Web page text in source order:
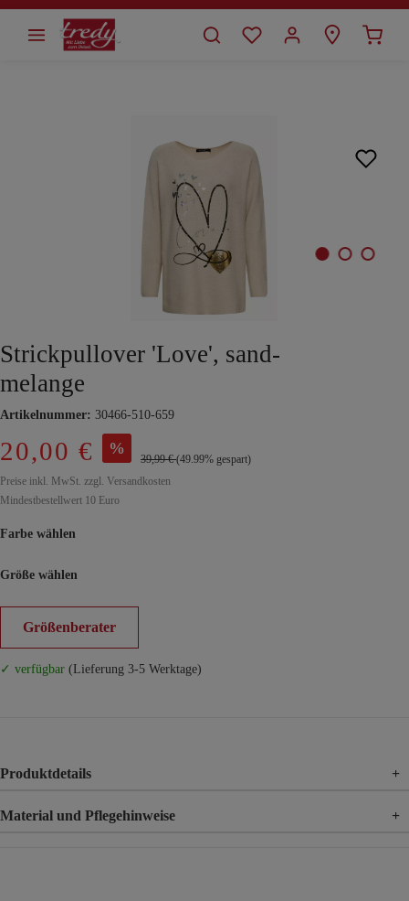
springen
Strickpullover 'Love', sand-
melange
Artikelnummer: 30466-510-659
20,00 € %
39,99 €(49.99% gespart)
Preise inkl. MwSt. zzgl. Versandkosten
Mindestbestellwert 10 Euro
Farbe wählen
Größe wählen
Größenberater
✓ verfügbar (Lieferung 3-5 Werktage)
Produktdetails +
Material und Pflegehinweise +